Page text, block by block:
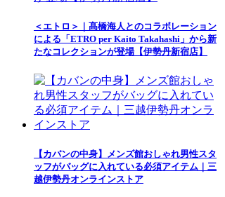
＜エトロ＞｜髙橋海人とのコラボレーション
による「ETRO per Kaito Takahashi」から新
たなコレクションが登場【伊勢丹新宿店】
【カバンの中身】メンズ館おしゃれ男性スタ
ッフがバッグに入れている必須アイテム｜三
越伊勢丹オンラインストア